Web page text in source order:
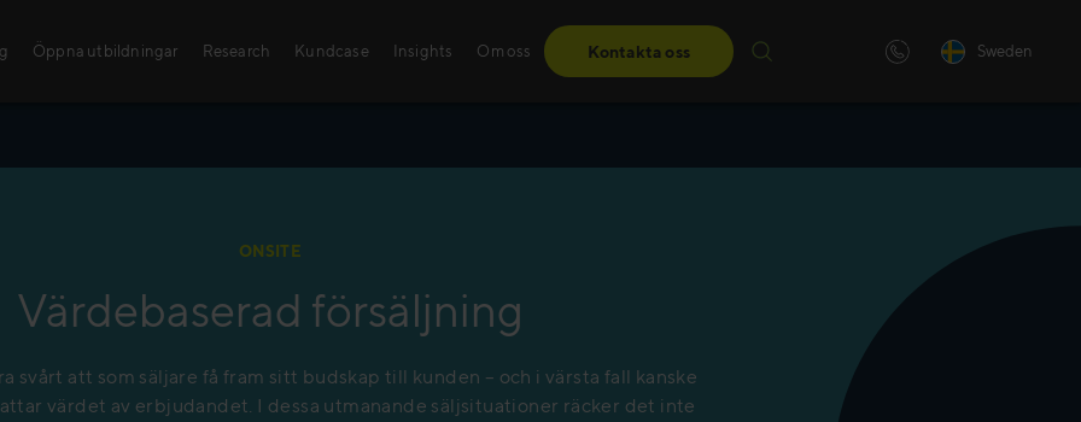
Öppna utbildningar
kunskaper och färdigheter du behöver för att ta nästa
steg mot framgång!
Hitta din utbildning!
Research Kundcase Insights Om oss Kontakta oss Sweden
ONSITE
Värdebaserad försäljning
svårt att som säljare få fram sitt budskap till kunden – och i värsta fall kanske
värdet av erbjudandet. I dessa utmanande säljsituationer räcker det inte